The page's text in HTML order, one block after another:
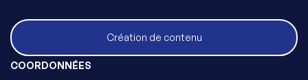
Création de contenu
COORDONNÉES